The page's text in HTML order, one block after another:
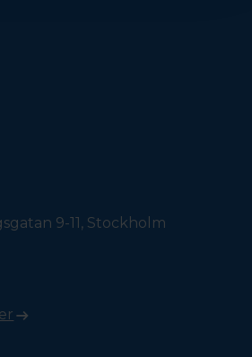
9-11, Stockholm